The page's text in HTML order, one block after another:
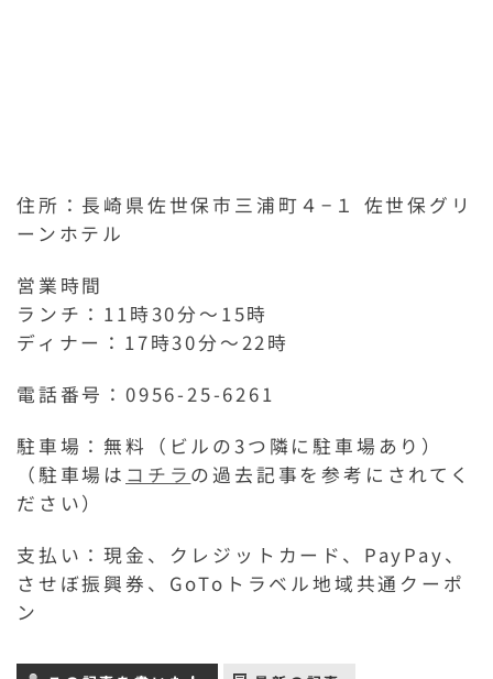
住所：長崎県佐世保市三浦町４−１ 佐世保グリ
ーンホテル
営業時間
ランチ：11時30分～15時
ディナー：17時30分～22時
電話番号：0956-25-6261
駐車場：無料（ビルの3つ隣に駐車場あり）
（駐車場は コチラ の過去記事を参考にされてく
ださい）
支払い：現金、クレジットカード、PayPay、
させぼ振興券、GoToトラベル地域共通クーポ
ン